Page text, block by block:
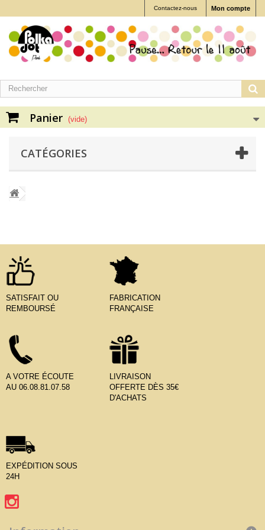
Mon compte
Contactez-nous
Panier (vide)
CATÉGORIES
SATISFAIT OU
REMBOURSÉ
FABRICATION
FRANÇAISE
A VOTRE ÉCOUTE
AU 06.08.81.07.58
LIVRAISON
OFFERTE DÈS 35€
D'ACHATS
EXPÉDITION SOUS
24H